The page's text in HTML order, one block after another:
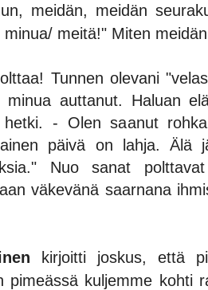
meidän, meidän
minua/ meitä!" Miten
Tunnen olevani
auttanut. Haluan
- Olen saanut
päivä on lahja. Älä
Nuo sanat
väkevänä saarnana
kirjoitti joskus, että
pimeässä kuljemme kohti